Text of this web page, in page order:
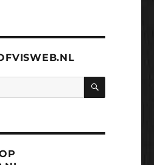
ZOEKEN